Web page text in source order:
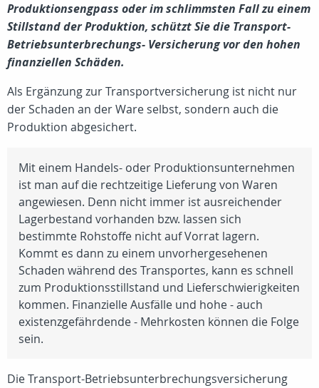
Produktionsengpass oder im schlimmsten Fall zu einem
Stillstand der Produktion, schützt Sie die Transport-
Betriebsunterbrechungs- Versicherung vor den hohen
finanziellen Schäden.
Als Ergänzung zur Transportversicherung ist nicht nur
der Schaden an der Ware selbst, sondern auch die
Produktion abgesichert.
Mit einem Handels- oder Produktionsunternehmen
ist man auf die rechtzeitige Lieferung von Waren
angewiesen. Denn nicht immer ist ausreichender
Lagerbestand vorhanden bzw. lassen sich
bestimmte Rohstoffe nicht auf Vorrat lagern.
Kommt es dann zu einem unvorhergesehenen
Schaden während des Transportes, kann es schnell
zum Produktionsstillstand und Lieferschwierigkeiten
kommen. Finanzielle Ausfälle und hohe - auch
existenzgefährdende - Mehrkosten können die Folge
sein.
Die Transport-Betriebsunterbrechungsversicherung